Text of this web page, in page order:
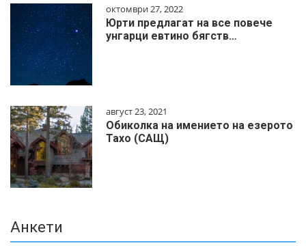
октомври 27, 2022
Юрти предлагат на все повече
унгарци евтино бягств…
август 23, 2021
Обиколка на имението на езерото
Тахо (САЩ)
Анкети